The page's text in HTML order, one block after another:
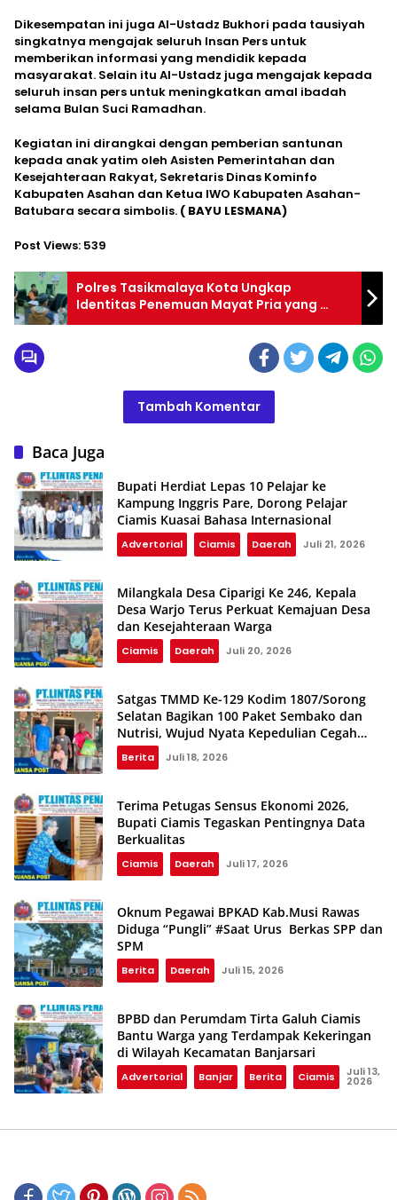
Dikesempatan ini juga Al-Ustadz Bukhori pada tausiyah
singkatnya mengajak seluruh Insan Pers untuk
memberikan informasi yang mendidik kepada
masyarakat. Selain itu Al-Ustadz juga mengajak kepada
seluruh insan pers untuk meningkatkan amal ibadah
selama Bulan Suci Ramadhan.
Kegiatan ini dirangkai dengan pemberian santunan
kepada anak yatim oleh Asisten Pemerintahan dan
Kesejahteraan Rakyat, Sekretaris Dinas Kominfo
Kabupaten Asahan dan Ketua IWO Kabupaten Asahan-
Batubara secara simbolis. ( BAYU LESMANA)
Post Views: 539
Polres Tasikmalaya Kota Ungkap
Identitas Penemuan Mayat Pria yang
Ditemukan di Sungai Citanduy
Tambah Komentar
Baca Juga
Bupati Herdiat Lepas 10 Pelajar ke
Kampung Inggris Pare, Dorong Pelajar
Ciamis Kuasai Bahasa Internasional
Advertorial Ciamis Daerah Juli 21, 2026
Milangkala Desa Ciparigi Ke 246, Kepala
Desa Warjo Terus Perkuat Kemajuan Desa
dan Kesejahteraan Warga
Ciamis Daerah Juli 20, 2026
Satgas TMMD Ke-129 Kodim 1807/Sorong
Selatan Bagikan 100 Paket Sembako dan
Nutrisi, Wujud Nyata Kepedulian Cegah
Stunting
Berita Juli 18, 2026
Terima Petugas Sensus Ekonomi 2026,
Bupati Ciamis Tegaskan Pentingnya Data
Berkualitas
Ciamis Daerah Juli 17, 2026
Oknum Pegawai BPKAD Kab.Musi Rawas
Diduga “Pungli” #Saat Urus Berkas SPP dan
SPM
Berita Daerah Juli 15, 2026
BPBD dan Perumdam Tirta Galuh Ciamis
Bantu Warga yang Terdampak Kekeringan
di Wilayah Kecamatan Banjarsari
Advertorial Banjar Berita Ciamis Juli 13,
2026